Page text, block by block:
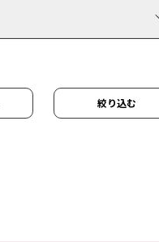
絞り込む